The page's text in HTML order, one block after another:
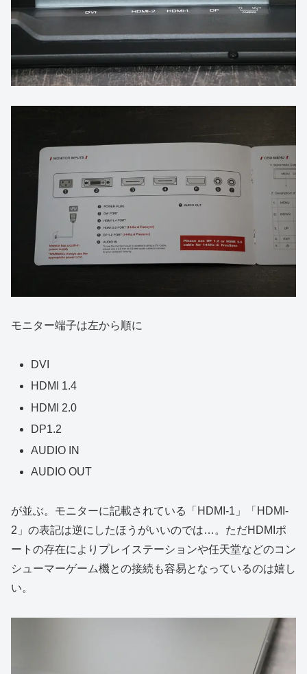
モニター端子は左から順に
DVI
HDMI 1.4
HDMI 2.0
DP1.2
AUDIO IN
AUDIO OUT
が並ぶ。モニターに記載されている「HDMI-1」「HDMI-
2」の表記は逆にしたほうがいいのでは…。ただHDMIポ
ートの存在によりプレイステーションや任天堂などのコン
シューマーゲーム機との接続も容易となっているのは嬉し
い。